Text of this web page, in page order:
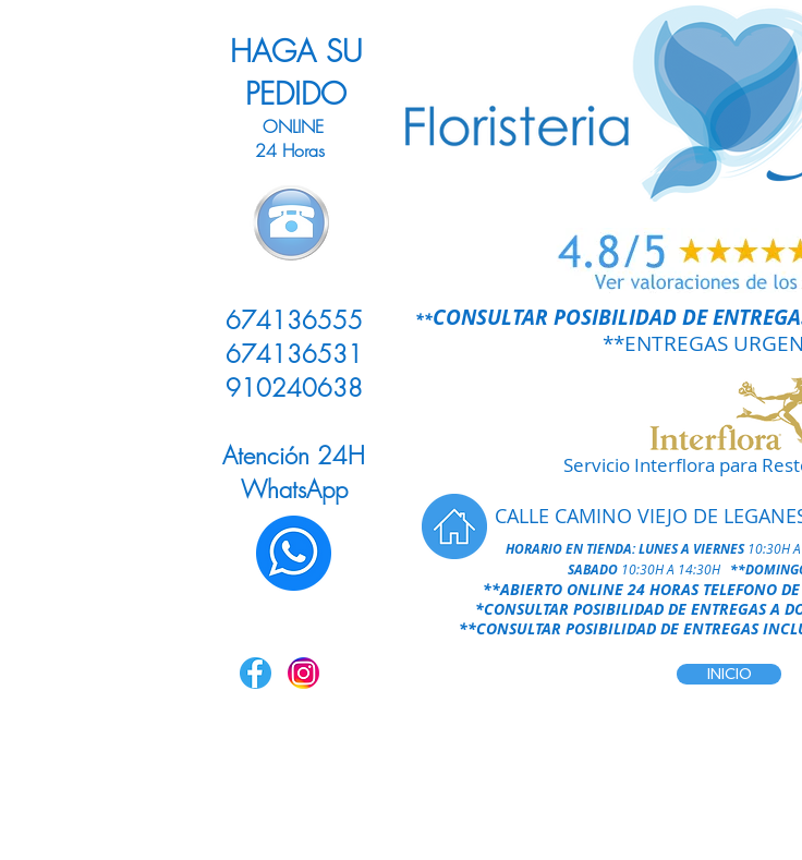
HAGA SU
PEDIDO
ONLINE
24 Horas
674136555
674136531
910240638
Atención 24H
WhatsApp
**CONSULTAR POSIBILIDAD DE
**ENTREGAS
Servicio Interflora para
CALLE CAMINO VIEJO DE
HORARIO EN TIENDA:LUNES A VIERNES 10:30H
SABADO 10:30H A 14:30H
**ABIERTO ONLINE 24 HORASTELEFONO
*CONSULTAR POSIBILIDAD DE ENTREGAS A
**CONSULTAR POSIBILIDAD DE ENTREGAS
INICIO